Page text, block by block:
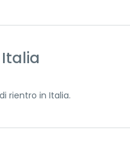
Italia
rientro in Italia.